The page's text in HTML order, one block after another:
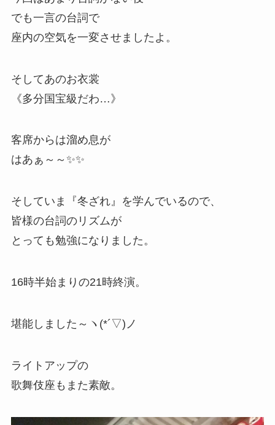
でも一言の台詞で
座内の空気を一変させましたよ。
そしてあのお衣裳
《多分国宝級だわ…》
客席からは溜め息が
はあぁ～～✨✨
そしていま『冬ざれ』を学んでいるので、
皆様の台詞のリズムが
とっても勉強になりました。
16時半始まりの21時終演。
堪能しました～ヽ(*´▽)ノ
ライトアップの
歌舞伎座もまた素敵。